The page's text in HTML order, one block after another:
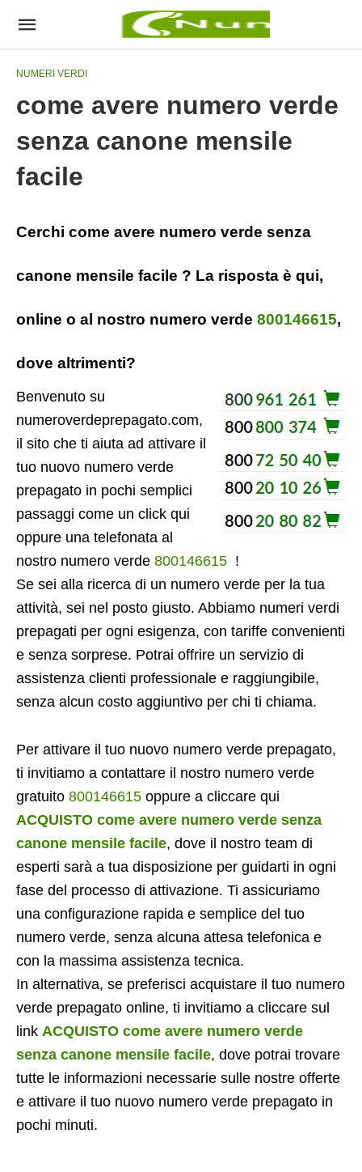
NUMERI VERDI
come avere numero verde
senza canone mensile
facile
Cerchi come avere numero verde senza
canone mensile facile ? La risposta è qui,
online o al nostro numero verde 800146615,
dove altrimenti?
Benvenuto su
numeroverdeprepagato.com,
il sito che ti aiuta ad attivare il
tuo nuovo numero verde
prepagato in pochi semplici
passaggi come un click qui
oppure una telefonata al
nostro numero verde 800146615 !
Se sei alla ricerca di un numero verde per la tua
attività, sei nel posto giusto. Abbiamo numeri verdi
prepagati per ogni esigenza, con tariffe convenienti
e senza sorprese. Potrai offrire un servizio di
assistenza clienti professionale e raggiungibile,
senza alcun costo aggiuntivo per chi ti chiama.
Per attivare il tuo nuovo numero verde prepagato,
ti invitiamo a contattare il nostro numero verde
gratuito 800146615 oppure a cliccare qui
ACQUISTO come avere numero verde senza
canone mensile facile, dove il nostro team di
esperti sarà a tua disposizione per guidarti in ogni
fase del processo di attivazione. Ti assicuriamo
una configurazione rapida e semplice del tuo
numero verde, senza alcuna attesa telefonica e
con la massima assistenza tecnica.
In alternativa, se preferisci acquistare il tuo numero
verde prepagato online, ti invitiamo a cliccare sul
link ACQUISTO come avere numero verde
senza canone mensile facile, dove potrai trovare
tutte le informazioni necessarie sulle nostre offerte
e attivare il tuo nuovo numero verde prepagato in
pochi minuti.